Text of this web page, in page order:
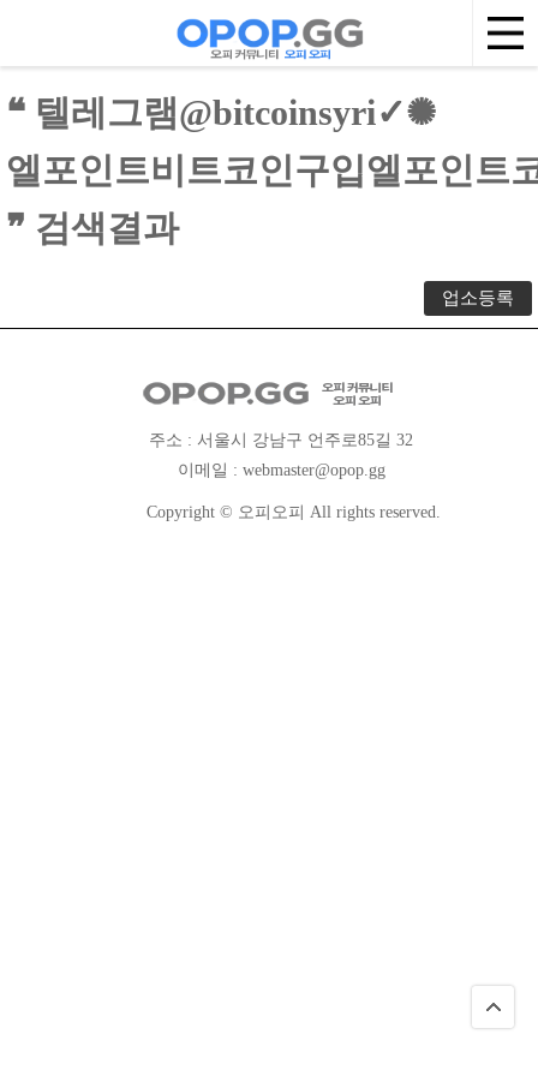
❝ 텔레그램@bitcoinsyri✓✺
엘포인트비트코인구입엘포인트
❞ 검색결과
업소등록
주소 : 서울시 강남구 언주로85길 32
이메일 : webmaster@opop.gg
Copyright © 오피오피 All rights reserved.